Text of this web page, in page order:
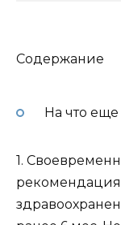
Содержание
На что еще
1.